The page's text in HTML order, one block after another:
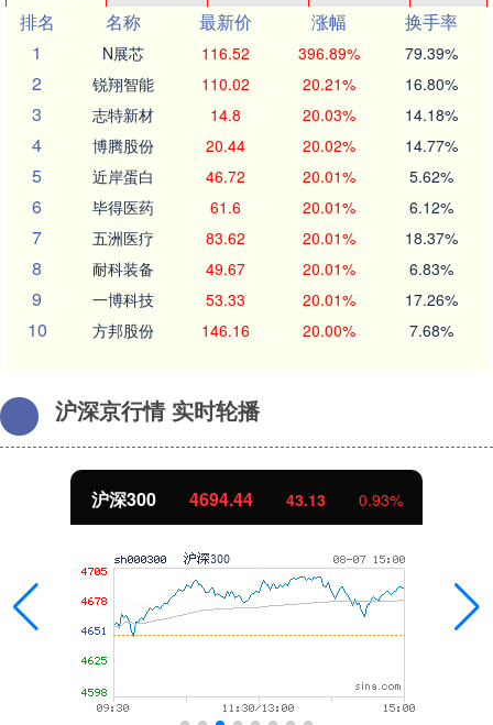
排名
名称 最新价 涨幅
换手率
1
N展芯 116.52 396.89% 79.39%
2 锐翔智能 110.02 20.21% 16.80%
3 志特新材 14.8 20.03% 14.18%
4 博腾股份 20.44 20.02% 14.77%
5 近岸蛋白 46.72 20.01% 5.62%
6 毕得医药 61.6 20.01% 6.12%
7 五洲医疗 83.62 20.01% 18.37%
8 耐科装备 49.67 20.01% 6.83%
9 一博科技 53.33 20.01% 17.26%
10 方邦股份 146.16 20.00% 7.68%
沪深京行情 实时轮播
沪深300 4694.44 43.13 0.93%